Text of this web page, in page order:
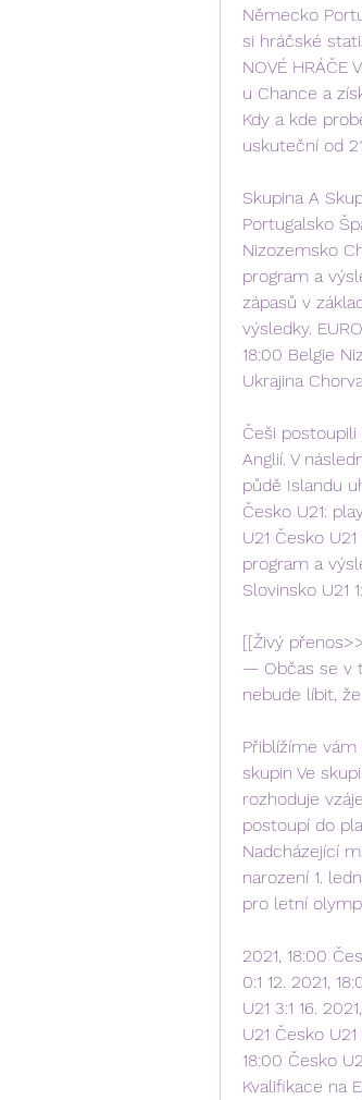
Německo
si hráčské
NOVÉ
u Chance a
Kdy a kde
uskuteční od
Skupina A
Portugalsko
Nizozemsko
program a
zápasů v
výsledky.
18:00 Belgie
Ukrajina
Češi
Anglií. V
půdě Islandu
Česko U21:
U21 Česko
program a
Slovinsko U21
[[Živý
— Občas se v
nebude líbit,
Přiblížíme
skupin Ve
rozhoduje
postoupí do
Nadcházející
narození 1.
pro letní
2021, 18:00
0:1 12. 2021,
U21 3:1 16.
U21 Česko
18:00 Česko
Kvalifikace na